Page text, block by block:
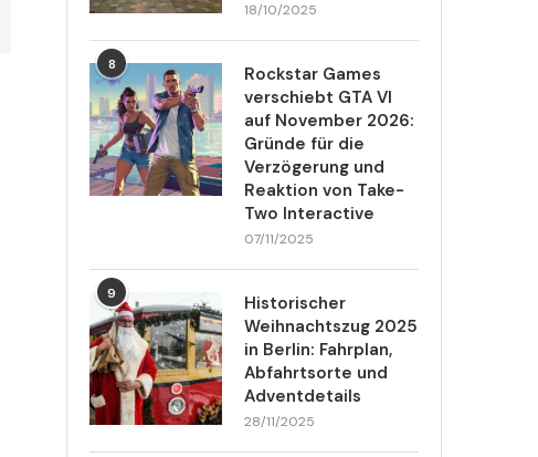
18/10/2025
8
Rockstar Games
verschiebt GTA VI
auf November 2026:
Gründe für die
Verzögerung und
Reaktion von Take-
Two Interactive
07/11/2025
9
Historischer
Weihnachtszug 2025
in Berlin: Fahrplan,
Abfahrtsorte und
Adventdetails
28/11/2025